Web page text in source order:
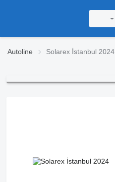
Autoline Solarex İstanbul 2024